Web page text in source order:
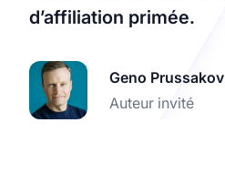
d’affiliation primée.
Geno Prussakov
Auteur invité